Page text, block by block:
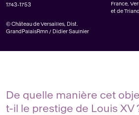
1743-1753
France,
et de
© Château de Versailles, Dist.
GrandPalaisRmn / Didier Saulnier
De quelle manière cet
t-il le prestige de Louis XV